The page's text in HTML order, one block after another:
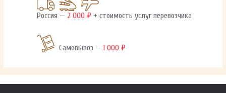
Россия — 2 000 ₽ + стоимость услуг перевозчика
Самовывоз —1 000 ₽